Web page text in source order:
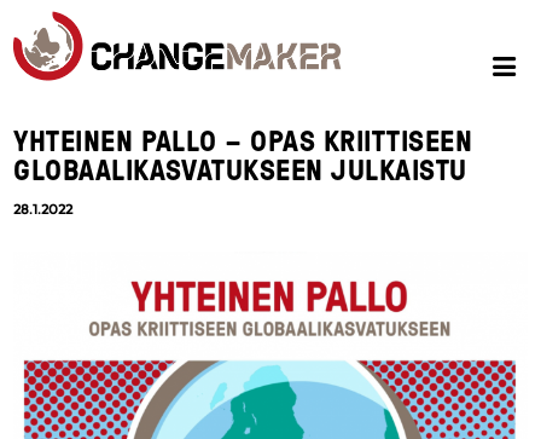
YHTEINEN PALLO – OPAS KRIITTISEEN
GLOBAALIKASVATUKSEEN JULKAISTU
28.1.2022